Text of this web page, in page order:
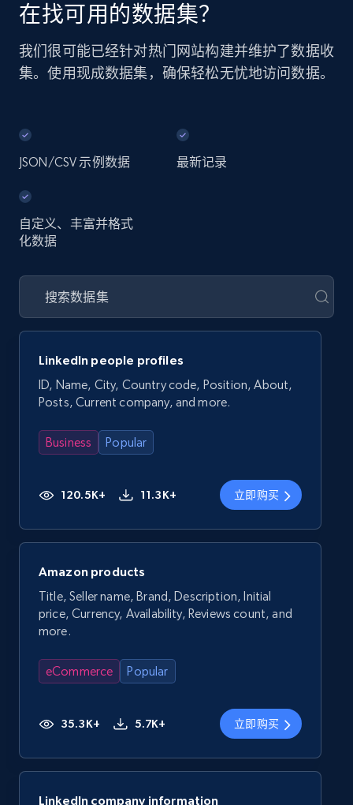
在找可用的数据集？
我们很可能已经针对热门网站构建并维护了数据收
集。使用现成数据集，确保轻松无忧地访问数据。
JSON/CSV 示例数据 最新记录
自定义、丰富并格式
化数据
LinkedIn people profiles
ID, Name, City, Country code, Position, About,
Posts, Current company, and more.
Business Popular
120.5K+ 11.3K+ 立即购买
Amazon products
Title, Seller name, Brand, Description, Initial
price, Currency, Availability, Reviews count, and
more.
eCommerce Popular
35.3K+ 5.7K+ 立即购买
LinkedIn company information